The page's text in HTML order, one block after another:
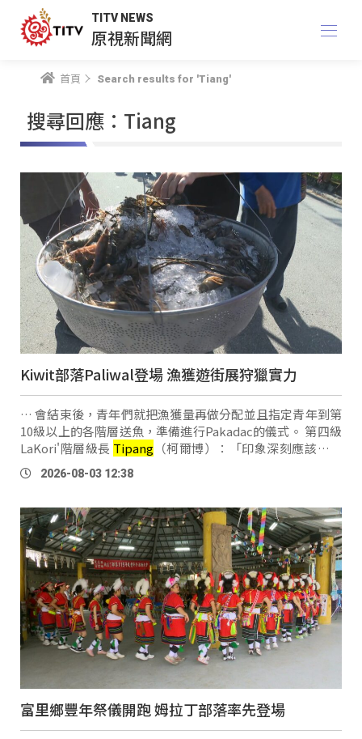
TITV NEWS
原視新聞網
首頁 Search results for 'Tiang'
搜尋回應：Tiang
Kiwit部落Paliwal登場 漁獲遊街展狩獵實力
… 會結束後，青年們就把漁獲量再做分配並且指定青年到第
10級以上的各階層送魚，準備進行Pakadac的儀式。 第四級
LaKori'階層級長 Tipang （柯爾博）：「印象深刻應該是下
水抓魚，我覺得過了那麼多年，還是覺得很好玩，每年都有
不一樣的感覺，還是要再跟kaka（學長輩 …
2026-08-03 12:38
富里鄉豐年祭儀開跑 姆拉丁部落率先登場